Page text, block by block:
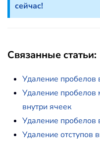
сейчас!
Связанные статьи:
Удаление пробелов
Удаление
внутри ячеек
Удаление пробелов
Удаление отступов